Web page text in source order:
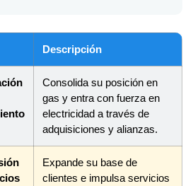
Descripción
Consolida su posición en
gas y entra con fuerza en
electricidad a través de
adquisiciones y alianzas.
Expande su base de
clientes e impulsa servicios